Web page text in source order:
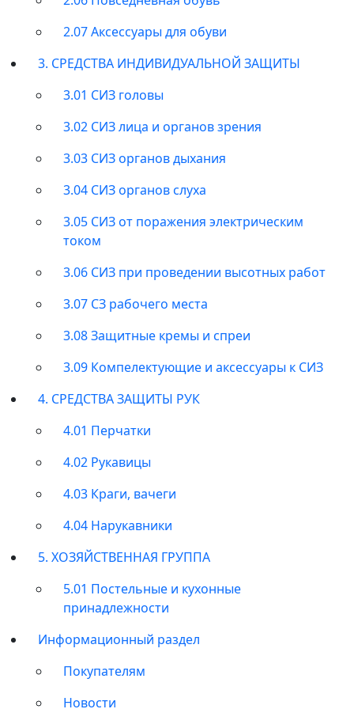
2.07 Аксессуары для обуви
3. СРЕДСТВА ИНДИВИДУАЛЬНОЙ ЗАЩИТЫ
3.01 СИЗ головы
3.02 СИЗ лица и органов зрения
3.03 СИЗ органов дыхания
3.04 СИЗ органов слуха
3.05 СИЗ от поражения электрическим
током
3.06 СИЗ при проведении высотных работ
3.07 СЗ рабочего места
3.08 Защитные кремы и спреи
3.09 Компелектующие и аксессуары к СИЗ
4. СРЕДСТВА ЗАЩИТЫ РУК
4.01 Перчатки
4.02 Рукавицы
4.03 Краги, вачеги
4.04 Нарукавники
5. ХОЗЯЙСТВЕННАЯ ГРУППА
5.01 Постельные и кухонные
принадлежности
Информационный раздел
Покупателям
Новости